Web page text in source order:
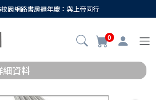
校園網路書房週年慶：與上帝同行
0
細資料